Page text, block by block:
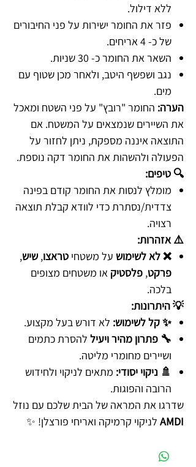
ללא דילול.
פזר את החומר ישירות על פני החיבורים
של כ- 4 אריחים.
השאר את החומר כ- 30 שניות.
נגב ושפשף היטב, ולאחר מכן שטוף עם
מים.
הערה: החומר "רובץ" על פני השטח ומאכל
את השיירים שנמצאים על המשטח. אם
התוצאה איננה מספקת, ניתן לחזור על
הפעולה ולהשהות את החומר דקה נוספת.
🔍 טיפים:
מומלץ לנסות את החומר קודם בפינה
צדדית/נסתרת כדי לוודא קבלת תוצאה
רצויה.
⚠️ אזהרות:
❌ לא לשימוש על משטחי טראצו,שיש,
פרקט, פלסטיק או משטחים מצופים
בלכה.
💡 היתרונות:
✨ קל לשימוש: לא דורש בעל מקצוע.
🔧 פתרון מהיר ויעיל להסרת כתמים
ושיירים מחומרי מליטה.
🚿 ניקוי יסודי: מתאים לניקוי ולחידוש
הרובה והפוגות.
שדרגו את המראה של הבית שלכם עם נוזל
AMDI לניקוי קרמיקה ואריחי פורצלן! ✨